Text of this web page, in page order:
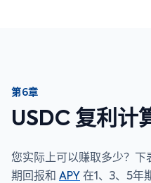
第6章
USDC 复利计
您实际上可以赚取多少？下
期回报和 APY 在1、3、5年